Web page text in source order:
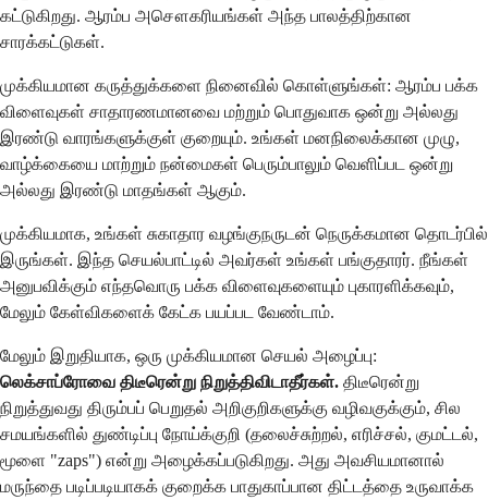
கட்டுகிறது. ஆரம்ப அசௌகரியங்கள் அந்த பாலத்திற்கான
சாரக்கட்டுகள்.
முக்கியமான கருத்துக்களை நினைவில் கொள்ளுங்கள்: ஆரம்ப பக்க
விளைவுகள் சாதாரணமானவை மற்றும் பொதுவாக ஒன்று அல்லது
இரண்டு வாரங்களுக்குள் குறையும். உங்கள் மனநிலைக்கான முழு,
வாழ்க்கையை மாற்றும் நன்மைகள் பெரும்பாலும் வெளிப்பட ஒன்று
அல்லது இரண்டு மாதங்கள் ஆகும்.
முக்கியமாக, உங்கள் சுகாதார வழங்குநருடன் நெருக்கமான தொடர்பில்
இருங்கள். இந்த செயல்பாட்டில் அவர்கள் உங்கள் பங்குதாரர். நீங்கள்
அனுபவிக்கும் எந்தவொரு பக்க விளைவுகளையும் புகாரளிக்கவும்,
மேலும் கேள்விகளைக் கேட்க பயப்பட வேண்டாம்.
மேலும் இறுதியாக, ஒரு முக்கியமான செயல் அழைப்பு:
லெக்சாப்ரோவை திடீரென்று நிறுத்திவிடாதீர்கள். திடீரென்று
நிறுத்துவது திரும்பப் பெறுதல் அறிகுறிகளுக்கு வழிவகுக்கும், சில
சமயங்களில் துண்டிப்பு நோய்க்குறி (தலைச்சுற்றல், எரிச்சல், குமட்டல்,
மூளை "zaps") என்று அழைக்கப்படுகிறது. அது அவசியமானால்
மருந்தை படிப்படியாகக் குறைக்க பாதுகாப்பான திட்டத்தை உருவாக்க